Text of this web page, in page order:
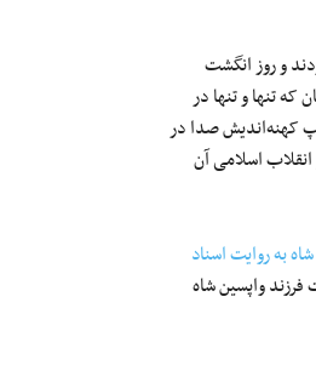
و روز انگشت
تنها و تنها در
کهنه‌اندیش صدا در
انقلاب اسلامی آن
به روایت اسناد
فرزند واپسین شاه